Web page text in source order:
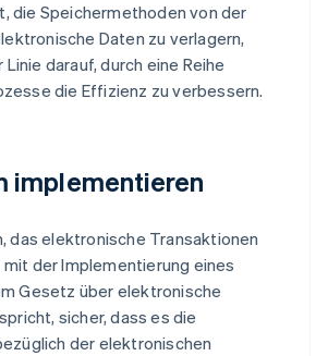
die Speichermethoden von der
Daten zu verlagern,
darauf, durch eine Reihe
die Effizienz zu verbessern.
implementieren
das elektronische Transaktionen
der Implementierung eines
Gesetz über elektronische
sicher, dass es die
der elektronischen